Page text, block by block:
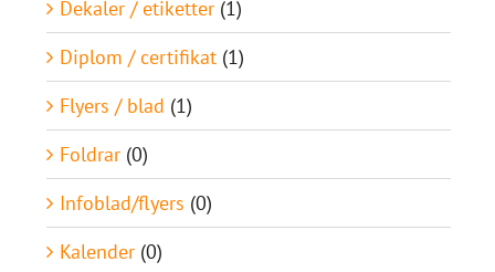
Dekaler / etiketter (1)
Diplom / certifikat (1)
Flyers / blad (1)
Foldrar (0)
Infoblad/flyers (0)
Kalender (0)